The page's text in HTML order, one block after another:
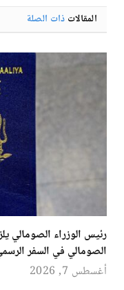
المقالات ذات الصلة
رئيس الوزراء الصومالي
الصومالي في السفر
أغسطس 7, 2026